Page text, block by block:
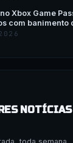
Xbox Game
com banimento